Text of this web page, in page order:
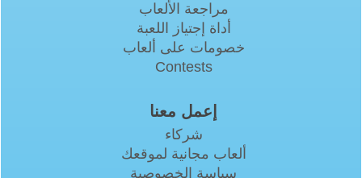
مراجعة الألعاب
أداة إجتياز اللعبة
خصومات على ألعاب
Contests
إعمل معنا
شركاء
ألعاب مجانية لموقعك
سياسة الخصوصية